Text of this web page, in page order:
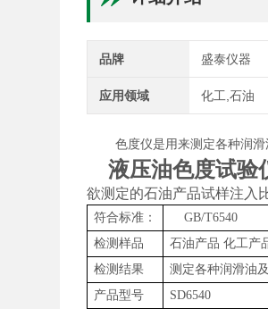
品牌 盛泰仪器
应用领域 化工,石油
色度仪是用来测定各种润
液压油色度试验
欲测定的石油产品试样注入
符合标准： GB/T6540
检测样品
石油产品 化工产
检测结果
测定各种润滑油
产品型号
SD6540